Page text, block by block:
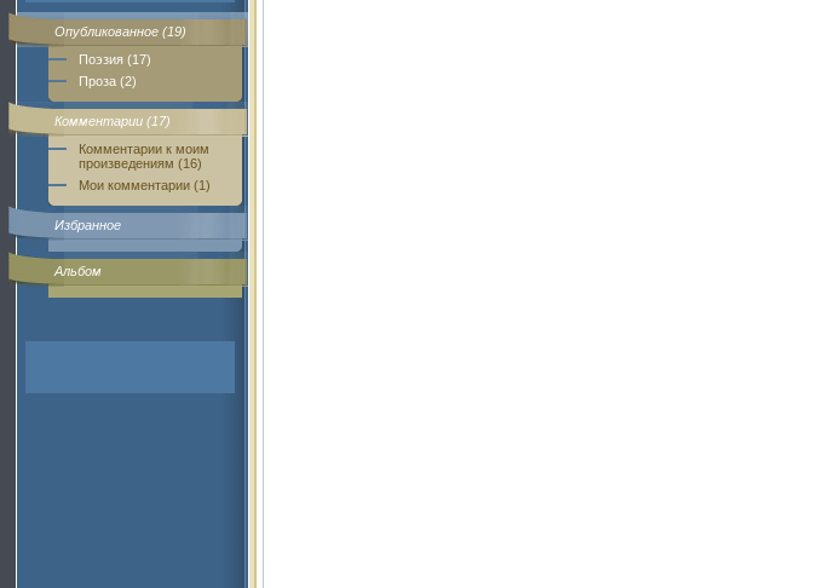
Опубликованное (19)
Поэзия (17)
Проза (2)
Комментарии (17)
Комментарии к моим
произведениям (16)
Мои комментарии (1)
Избранное
Альбом